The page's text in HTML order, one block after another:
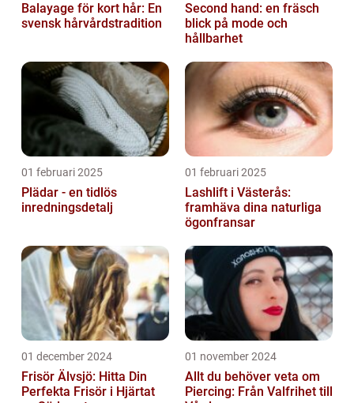
Balayage för kort hår: En
svensk hårvårdstradition
Second hand: en fräsch
blick på mode och
hållbarhet
01 februari 2025
Plädar - en tidlös
inredningsdetalj
01 februari 2025
Lashlift i Västerås:
framhäva dina naturliga
ögonfransar
01 december 2024
Frisör Älvsjö: Hitta Din
Perfekta Frisör i Hjärtat
01 november 2024
Allt du behöver veta om
Piercing: Från Valfrihet till